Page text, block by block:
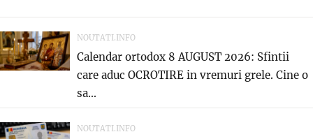
NOUTATI.INFO
Calendar ortodox 8 AUGUST 2026: Sfintii
care aduc OCROTIRE in vremuri grele. Cine o
sa...
NOUTATI.INFO